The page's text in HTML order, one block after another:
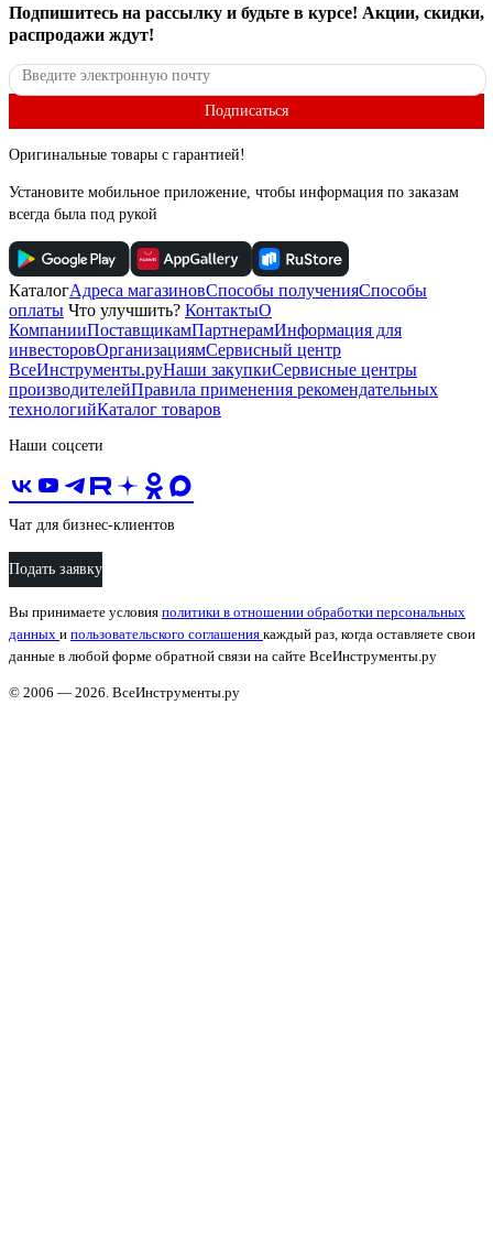
Подпишитесь на рассылку и будьте в курсе! Акции, скидки,
распродажи ждут!
Подписаться
Оригинальные товары с гарантией!
Установите мобильное приложение, чтобы информация по заказам
всегда была под рукой
КаталогАдреса магазиновСпособы полученияСпособы
оплаты Что улучшить? КонтактыО
КомпанииПоставщикамПартнерамИнформация для
инвесторовОрганизациямСервисный центр
ВсеИнструменты.руНаши закупкиСервисные центры
производителейПравила применения рекомендательных
технологийКаталог товаров
Наши соцсети
Чат для бизнес-клиентов
Подать заявку
Вы принимаете условия политики в отношении обработки персональных
данных и пользовательского соглашения каждый раз, когда оставляете свои
данные в любой форме обратной связи на сайте ВсеИнструменты.ру
© 2006 — 2026. ВсеИнструменты.ру